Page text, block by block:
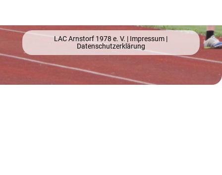
LAC Arnstorf 1978 e. V. | Impressum |
Datenschutzerklärung